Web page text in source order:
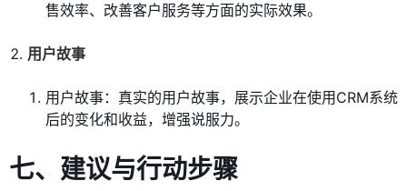
售效率、改善客户服务等方面的实际效果。
用户故事
用户故事：真实的用户故事，展示企业在使用CRM系统
后的变化和收益，增强说服力。
七、建议与行动步骤